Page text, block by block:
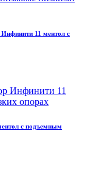
11 ментол с
с подъемным